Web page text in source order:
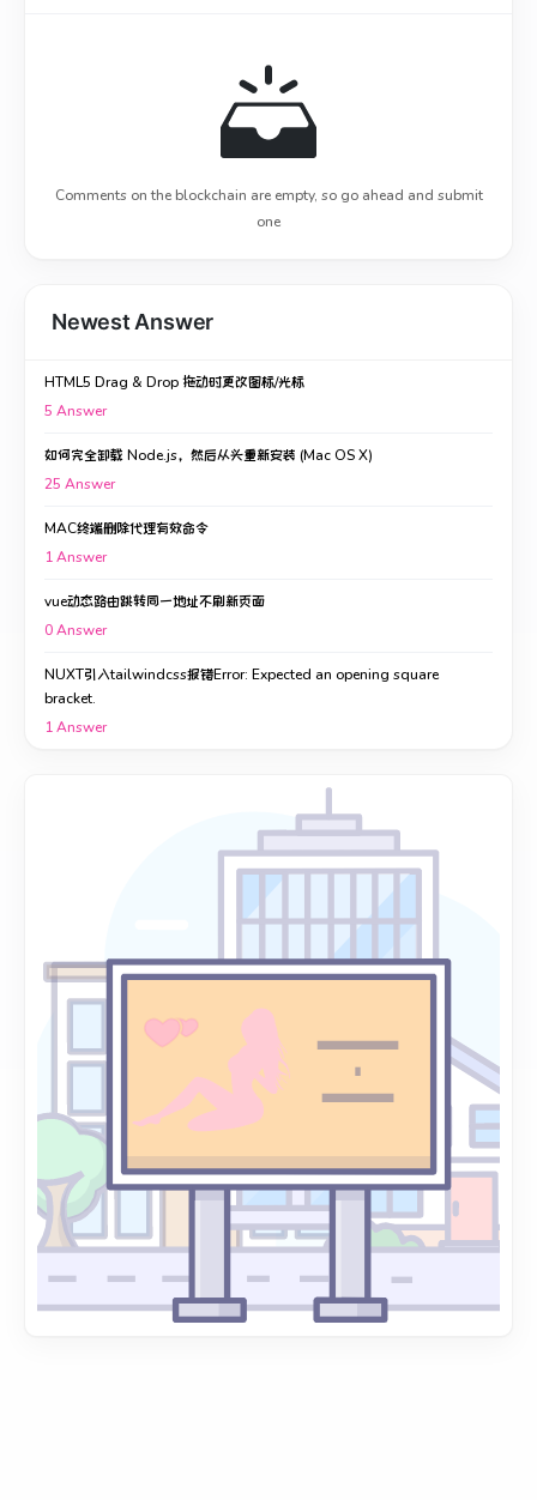
Comments on the blockchain are empty, so go ahead and submit
one
Newest Answer
HTML5 Drag & Drop 拖动时更改图标/光标
5 Answer
如何完全卸载 Node.js，然后从头重新安装 (Mac OS X)
25 Answer
MAC终端删除代理有效命令
1Answer
vue动态路由跳转同一地址不刷新页面
0Answer
NUXT引入tailwindcss报错Error: Expected an opening square
bracket.
1Answer